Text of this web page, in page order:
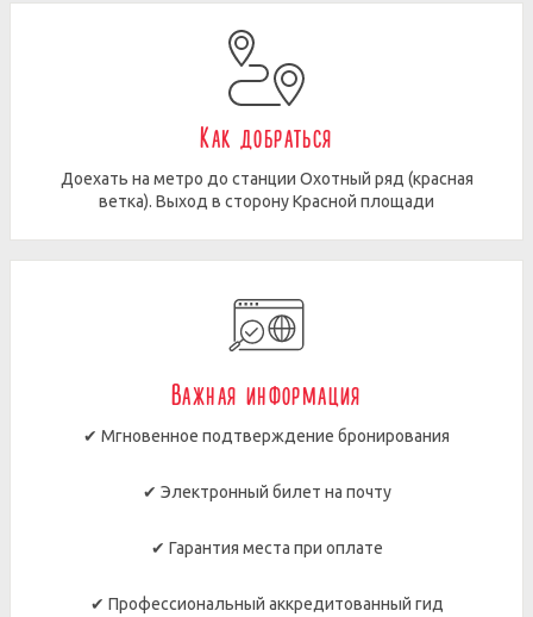
Как добраться
Доехать на метро до станции Охотный ряд (красная
ветка). Выход в сторону Красной площади
Важная информация
✔ Мгновенное подтверждение бронирования
✔ Электронный билет на почту
✔ Гарантия места при оплате
✔ Профессиональный аккредитованный гид